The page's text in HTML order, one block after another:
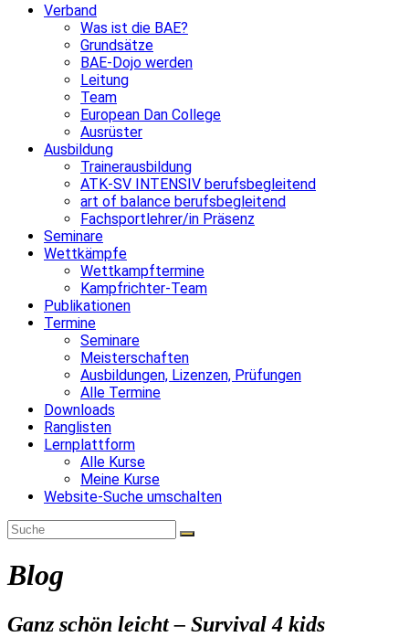
Verband
Was ist die BAE?
Grundsätze
BAE-Dojo werden
Leitung
Team
European Dan College
Ausrüster
Ausbildung
Trainerausbildung
ATK-SV INTENSIV berufsbegleitend
art of balance berufsbegleitend
Fachsportlehrer/in Präsenz
Seminare
Wettkämpfe
Wettkampftermine
Kampfrichter-Team
Publikationen
Termine
Seminare
Meisterschaften
Ausbildungen, Lizenzen, Prüfungen
Alle Termine
Downloads
Ranglisten
Lernplattform
Alle Kurse
Meine Kurse
Website-Suche umschalten
Blog
Ganz schön leicht – Survival 4 kids